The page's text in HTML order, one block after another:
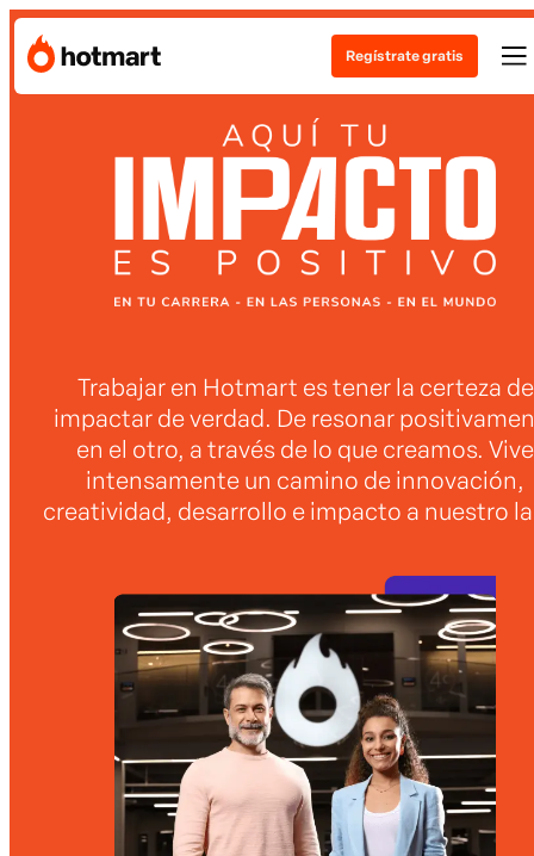
Regístrate gratis
Aquí tu impacto es positivo en tu carrera - en las
Trabajar en Hotmart es tener la certeza de
impactar de verdad. De resonar
en el otro, a través de lo que creamos. Vive
intensamente un camino de innovación,
creatividad, desarrollo e impacto a nuestro